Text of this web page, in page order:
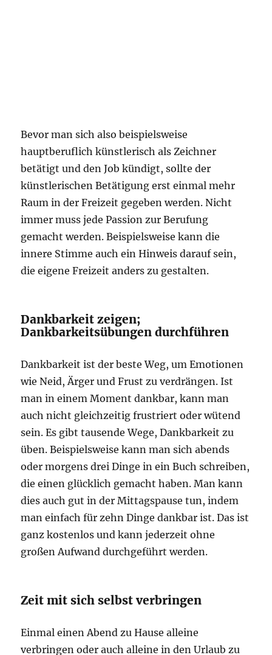
Bevor man sich also beispielsweise
hauptberuflich künstlerisch als Zeichner
betätigt und den Job kündigt, sollte der
künstlerischen Betätigung erst einmal mehr
Raum in der Freizeit gegeben werden. Nicht
immer muss jede Passion zur Berufung
gemacht werden. Beispielsweise kann die
innere Stimme auch ein Hinweis darauf sein,
die eigene Freizeit anders zu gestalten.
Dankbarkeit zeigen;
Dankbarkeitsübungen durchführen
Dankbarkeit ist der beste Weg, um Emotionen
wie Neid, Ärger und Frust zu verdrängen. Ist
man in einem Moment dankbar, kann man
auch nicht gleichzeitig frustriert oder wütend
sein. Es gibt tausende Wege, Dankbarkeit zu
üben. Beispielsweise kann man sich abends
oder morgens drei Dinge in ein Buch schreiben,
die einen glücklich gemacht haben. Man kann
dies auch gut in der Mittagspause tun, indem
man einfach für zehn Dinge dankbar ist. Das ist
ganz kostenlos und kann jederzeit ohne
großen Aufwand durchgeführt werden.
Zeit mit sich selbst verbringen
Einmal einen Abend zu Hause alleine
verbringen oder auch alleine in den Urlaub zu